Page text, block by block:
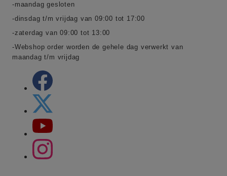
-maandag gesloten
-dinsdag t/m vrijdag van 09:00 tot 17:00
-zaterdag van 09:00 tot 13:00
-Webshop order worden de gehele dag verwerkt van
maandag t/m vrijdag